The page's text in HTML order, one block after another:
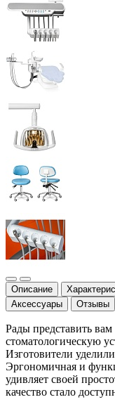
Описание
Аксессуары
Отзывы
Рады представить
стоматологическую
Изготовители
Эргономичная и
удивляет своей
качество стало